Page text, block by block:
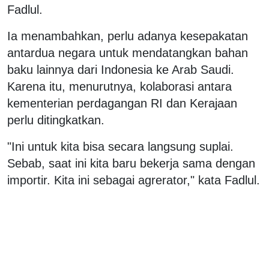
Fadlul.
Ia menambahkan, perlu adanya kesepakatan
antardua negara untuk mendatangkan bahan
baku lainnya dari Indonesia ke Arab Saudi.
Karena itu, menurutnya, kolaborasi antara
kementerian perdagangan RI dan Kerajaan
perlu ditingkatkan.
"Ini untuk kita bisa secara langsung suplai.
Sebab, saat ini kita baru bekerja sama dengan
importir. Kita ini sebagai agrerator," kata Fadlul.